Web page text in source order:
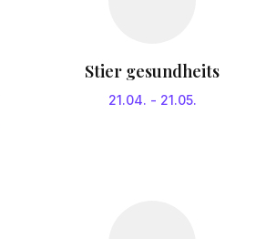
Stier gesundheits
21.04. - 21.05.